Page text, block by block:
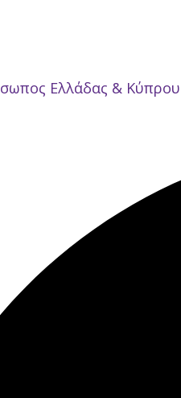
Ελλάδας & Κύπρου